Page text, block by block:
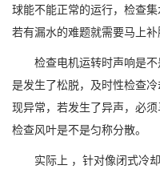
球能不能正常的运行，检查
若有漏水的难题就需要马上补
检查电机运转时声响是不
是发生了松脱，及时性检查
现异常，若发生了异声，必
检查风叶是不是匀称分散。
实际上 ，针对像闭式冷却